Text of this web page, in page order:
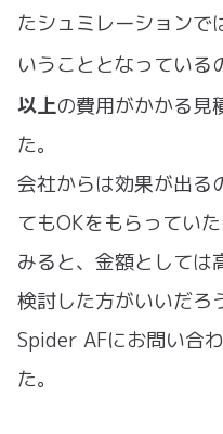
たシュミレーションで
いうこととなっている
以上の費用がかかる見
た。
会社からは効果が出る
てもOKをもらってい
みると、金額としては
検討した方がいいだろ
Spider AFにお問い合
た。